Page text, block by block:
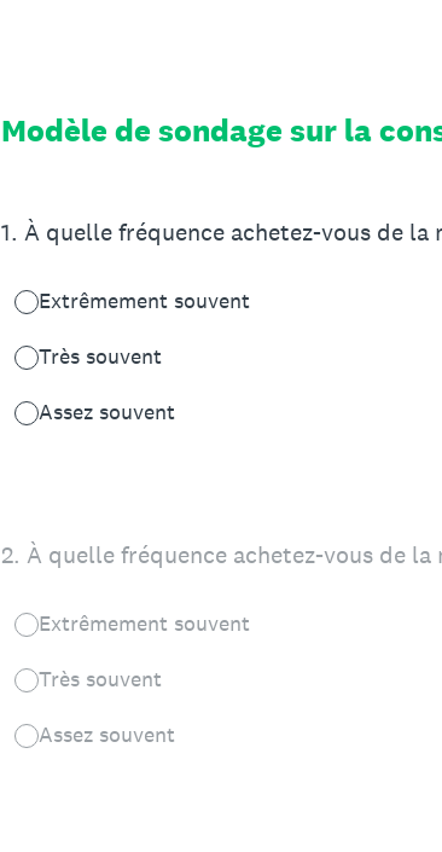
Modèle de sondage sur la
1. À quelle fréquence achetez-vous de
Extrêmement souvent
Très souvent
Assez souvent
2. À quelle fréquence achetez-vous de
Extrêmement souvent
Très souvent
Assez souvent